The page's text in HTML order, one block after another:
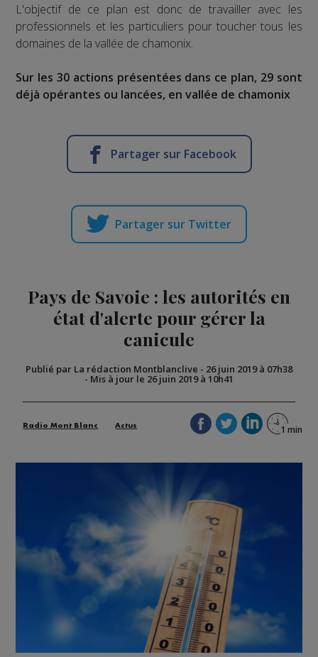
L'objectif de ce plan est donc de travailler avec les
professionnels et les particuliers pour toucher tous les
domaines de la vallée de chamonix.
Sur les 30 actions présentées dans ce plan, 29 sont
déjà opérantes ou lancées, en vallée de chamonix
Partager sur Facebook
Partager sur Twitter
Pays de Savoie : les autorités en
état d'alerte pour gérer la
canicule
Publié par La rédaction Montblanclive - 26 juin 2019 à 07h38
- Mis à jour le 26 juin 2019 à 10h41
Radio Mont Blanc Actus